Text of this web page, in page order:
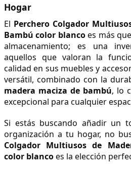
Hogar
El Perchero Colgador
Bambú color blanco es más
almacenamiento; es una
aquellos que valoran la
calidad en sus muebles y
madera maciza de bambú, lo
excepcional para cualquier
Si estás buscando añadir un
organización a tu hogar, no
Colgador Multiusos de
color blanco es la elección